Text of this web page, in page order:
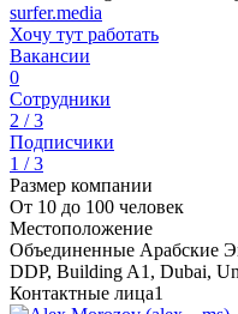
surfer.media
Хочу тут работать
Вакансии
0
Сотрудники
2 / 3
Подписчики
1 / 3
Размер компании
От 10 до 100 человек
Местоположение
Объединенные Арабские
DDP, Building A1, Dubai,
Контактные лица1